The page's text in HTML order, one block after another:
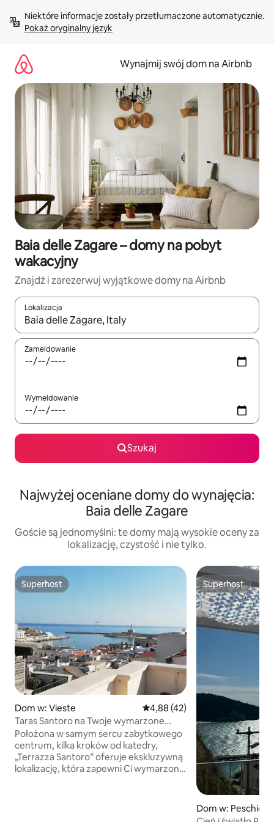
treści Pokaż oryginalny język
Wynajmij swój dom na Airbnb
Baia delle Zagare – domy na pobyt
wakacyjny
Znajdź i zarezerwuj wyjątkowe domy na Airbnb
Lokalizacja
Gdy wyniki będą dostępne, możesz poruszać się po nich za
Zameldowanie
Wymeldowanie
Szukaj
Najwyżej oceniane domy do wynajęcia:
Baia delle Zagare
Goście są jednomyślni: te domy mają wysokie oceny za
lokalizację, czystość i nie tylko.
Superhost
Superhost
Dom w: Vieste Średnia ocena: 4,88 na 5,
4,88 (42)
Taras Santoro na Twoje wymarzone
lato!!!
Położona w samym sercu zabytkowego
centrum, kilka kroków od katedry,
„Terrazza Santoro” oferuje ekskluzywną
lokalizację, która zapewni Ci wymarzony
Superhost
Superhost
Dom w: Peschici